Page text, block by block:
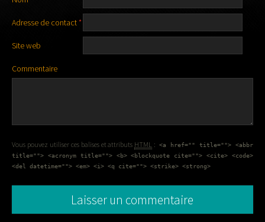
Adresse de contact*
Site web
Commentaire
Vous pouvez utiliser ces balises et attributs HTML :
<a href="" title=""> <abbr
title=""> <acronym title=""> <b> <blockquote cite=""> <cite> <code>
<del datetime=""> <em> <i> <q cite=""> <strike> <strong>